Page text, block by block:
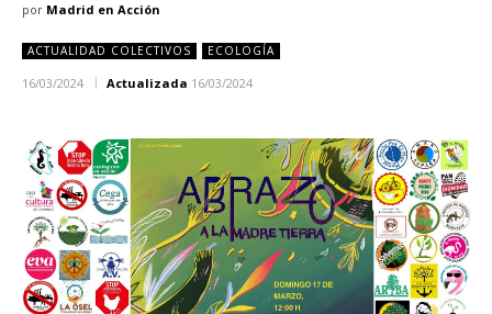
por Madrid en Acción
ACTUALIDAD COLECTIVOS ECOLOGÍA
16/03/2024 Actualizada 16/03/2024